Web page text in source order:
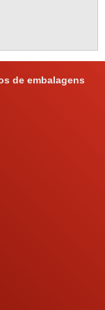
de embalagens